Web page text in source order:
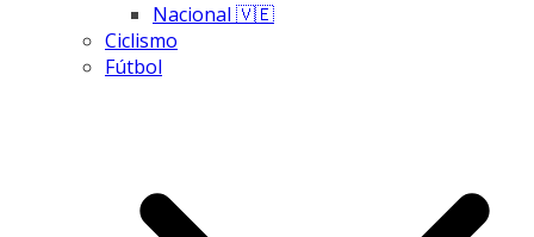
Nacional 🇻🇪
Ciclismo
Fútbol